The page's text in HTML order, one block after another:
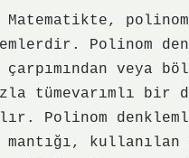
Matematikte,
Polinom
çarpımından veya
tümevarımlı bir
Polinom